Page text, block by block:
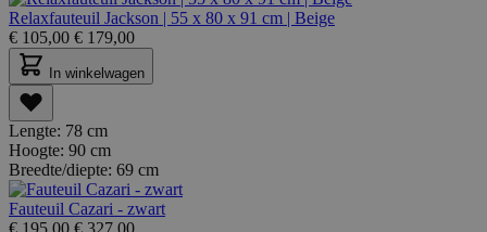
Relaxfauteuil Jackson | 55 x 80 x 91 cm | Beige
€ 105,00 € 179,00
In winkelwagen
Lengte: 78 cm
Hoogte: 90 cm
Breedte/diepte: 69 cm
Fauteuil Cazari - zwart
€ 195,00 € 327,00